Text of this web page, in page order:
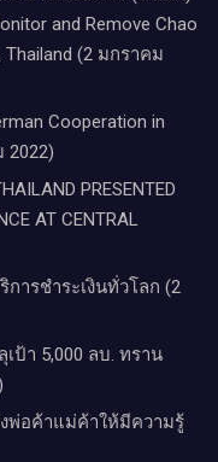
and Remove Chao
Thailand (2 มกราคม
Cooperation in
2022)
PRESENTED
AT CENTRAL
ารชำระเงินทั่วโลก (2
ป้า 5,000 ลบ. ทราน
พ่อค้าแม่ค้าให้มีความรู้